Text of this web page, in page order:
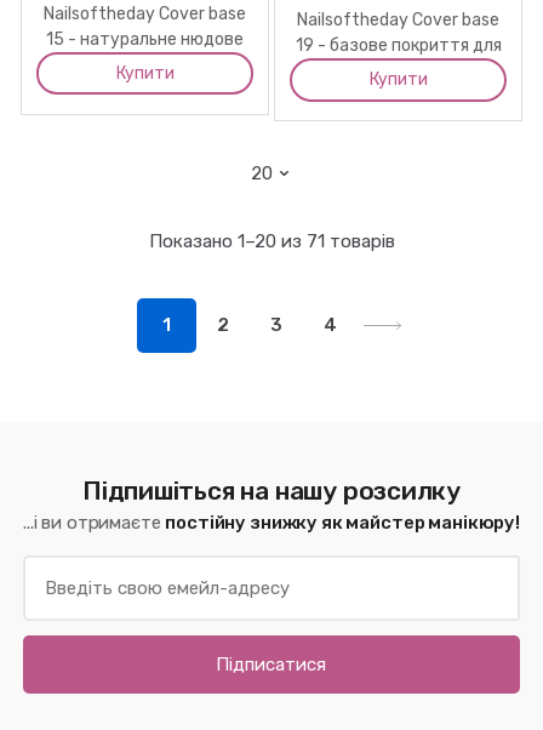
Nailsoftheday Cover base
15 - натуральне нюдове
базове покриття для
нігтів , 30 мл
Купити
Nailsoftheday Cover base
19 - базове покриття для
нігтів блакитне, 10 мл
Купити
Показано 1–20 из 71 товарів
1 2 3 4
Підпишіться на нашу розсилку
...і ви отримаєте постійну знижку як майстер манікюру!
Підписатися